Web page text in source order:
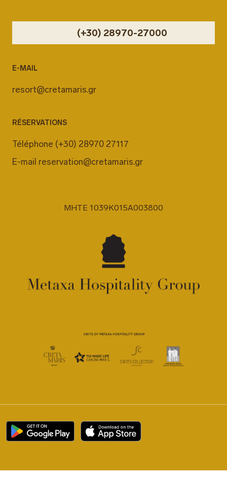
(+30) 28970-27000
E-MAIL
resort@cretamaris.gr
RÉSERVATIONS
Téléphone (+30) 28970 27117
E-mail reservation@cretamaris.gr
MHTE 1039K015A003800